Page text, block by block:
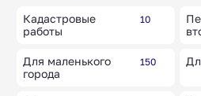
Кадастровые
работы
10
Для маленького
города
150